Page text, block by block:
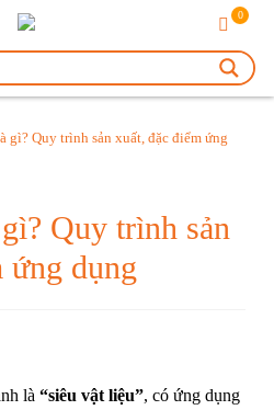
0
gì? Quy trình sản xuất, đặc điểm ứng
Quy trình sản
ứng dụng
là “siêu vật liệu”, có ứng dụng